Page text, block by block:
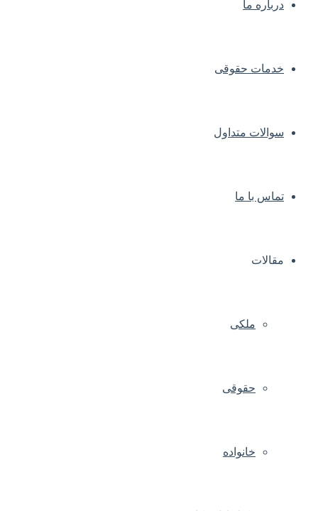
درباره ما
خدمات حقوقی
سوالات متداول
تماس با ما
مقالات
ملکی
حقوقی
خانواده